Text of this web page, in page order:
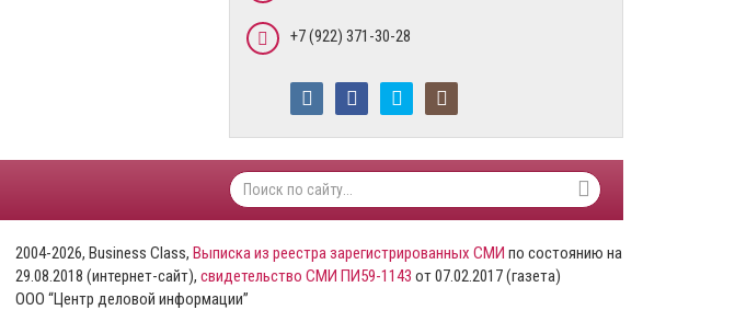
+7 (922) 371-30-28
2004-2026, Business Class, Выписка из реестра зарегистрированных СМИ по состоянию на
29.08.2018 (интернет-сайт), свидетельство СМИ ПИ59-1143 от 07.02.2017 (газета)
ООО “Центр деловой информации”